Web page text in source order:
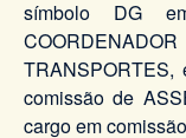
símbolo DG
comissão de
cargo em